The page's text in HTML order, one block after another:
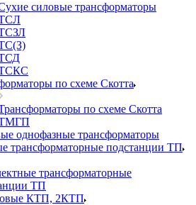
силовые трансформаторы
по схеме Скотта
по схеме Скотта
однофазные трансформаторы
трансформаторные подстанции ТП
трансформаторные
ТП
КТП, 2КТП